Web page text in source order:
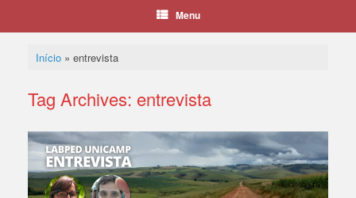
Menu
Início» entrevista
Tag Archives: entrevista